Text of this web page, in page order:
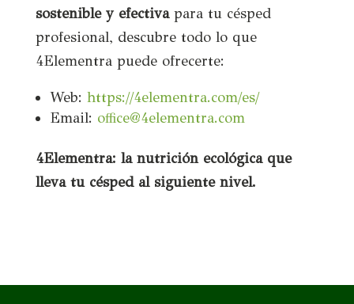
sostenible y efectivapara tu césped
profesional, descubre todo lo que
4Elementra puede ofrecerte:
Web: https://4elementra.com/es/
Email: office@4elementra.com
4Elementra: la nutrición ecológica que
lleva tu césped al siguiente nivel.